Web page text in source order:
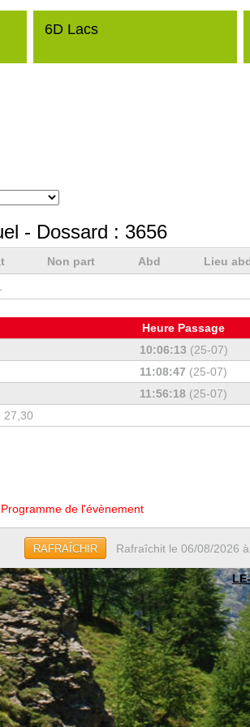
6D Lacs
- Dossard : 3656
Non part Abd Lieu
Heure Passage
10:06:13 (25-07)
11:08:47 (25-07)
11:56:18 (25-07)
27,30
Programme de l'évènement
RAFRAÎCHIR Rafraîchit le 06/08/2026